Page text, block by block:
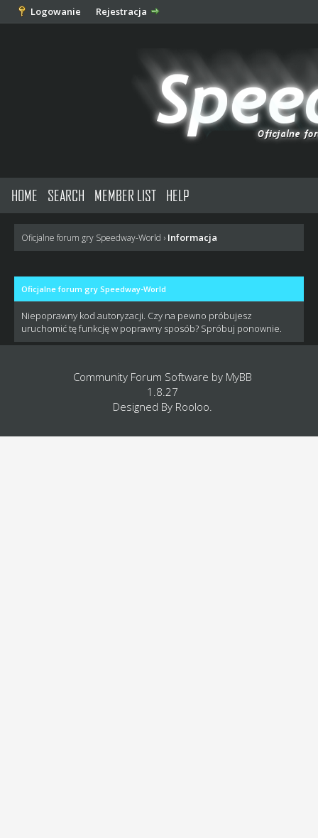
Logowanie Rejestracja
HOME SEARCH MEMBER LIST HELP
Oficjalne forum gry Speedway-World › Informacja
Oficjalne forum gry Speedway-World
Niepoprawny kod autoryzacji. Czy na pewno próbujesz
uruchomić tę funkcję w poprawny sposób? Spróbuj ponownie.
Community Forum Software by MyBB
1.8.27
Designed By Rooloo.